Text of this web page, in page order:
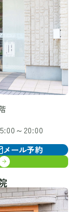
～20:00
メール予約